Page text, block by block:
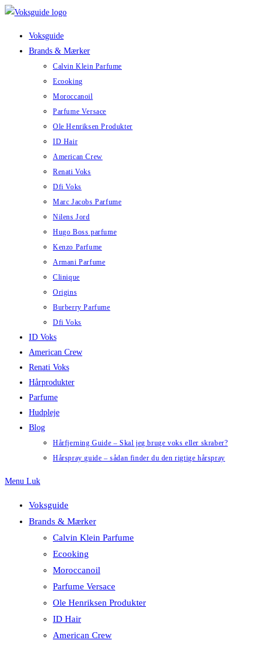
Skip
Voksguide
Brands & Mærker
Calvin Klein Parfume
Ecooking
Moroccanoil
Parfume Versace
Ole Henriksen Produkter
ID Hair
American Crew
Renati Voks
Dfi Voks
Marc Jacobs Parfume
Nilens Jord
Hugo Boss parfume
Kenzo Parfume
Armani Parfume
Clinique
Origins
Burberry Parfume
Dfi Voks
ID Voks
American Crew
Renati Voks
Hårprodukter
Parfume
Hudpleje
Blog
Hårfjerning Guide – Skal jeg bruge voks eller skraber?
Hårspray guide – sådan finder du den rigtige hårspray
Menu Luk
Voksguide
Brands & Mærker
Calvin Klein Parfume
Ecooking
Moroccanoil
Parfume Versace
Ole Henriksen Produkter
ID Hair
American Crew